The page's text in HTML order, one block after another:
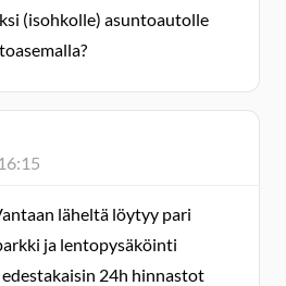
(isohkolle) asuntoautolle
läheltä löytyy pari
ja lentopysäköinti
24h hinnastot